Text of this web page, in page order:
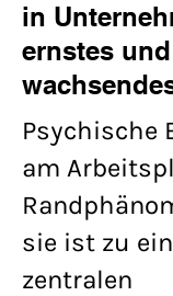
in
ernstes und
​​Psychische
am
sie ist zu
zentralen